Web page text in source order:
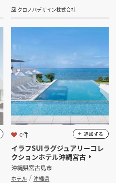
クロノバデザイン株式会社
イラフSUIラグジュアリーコレ
クションホテル沖縄宮古
沖縄県宮古島市
ホテル
沖縄県
0件 追加する